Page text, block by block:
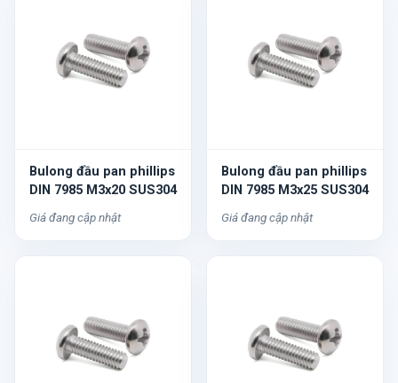
Bulong đầu pan phillips
DIN 7985 M3x20 SUS304
Giá đang cập nhật
Bulong đầu pan phillips
DIN 7985 M3x25 SUS304
Giá đang cập nhật